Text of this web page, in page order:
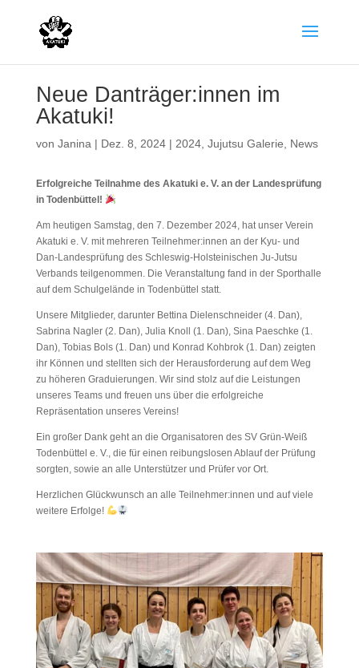
Neue Danträger:innen im
Akatuki!
von Janina | Dez. 8, 2024| 2024, Jujutsu Galerie News
Erfolgreiche Teilnahme des Akatuki e. V. an der Landesprüfung
in Todenbüttel!
Am heutigen Samstag, den 7. Dezember 2024, hat unser Verein
Akatuki e. V. mit mehreren Teilnehmer:innen an der Kyu- und
Dan-Landesprüfung des Schleswig-Holsteinischen Ju-Jutsu
Verbands teilgenommen. Die Veranstaltung fand in der Sporthalle
auf dem Schulgelände in Todenbüttel statt.
Unsere Mitglieder, darunter Bettina Dielenschneider (4. Dan),
Sabrina Nagler (2. Dan), Julia Knoll (1. Dan), Sina Paeschke (1.
Dan), Tobias Bols (1. Dan) und Konrad Kohbrok (1. Dan) zeigten
ihr Können und stellten sich der Herausforderung auf dem Weg
zu höheren Graduierungen. Wir sind stolz auf die Leistungen
unseres Teams und freuen uns über die erfolgreiche
Repräsentation unseres Vereins!
Ein großer Dank geht an die Organisatoren des SV Grün-Weiß
Todenbüttel e. V., die für einen reibungslosen Ablauf der Prüfung
sorgten, sowie an alle Unterstützer und Prüfer vor Ort.
Herzlichen Glückwunsch an alle Teilnehmer:innen und auf viele
weitere Erfolge!